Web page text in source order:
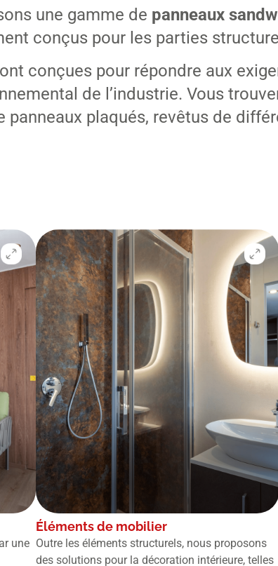
une gamme de panneaux
conçus pour les parties
conçues pour répondre aux
de l’industrie. Vous
panneaux plaqués, revêtus de
une
Éléments de mobilier
Outre les éléments structurels, nous proposons
des solutions pour la décoration intérieure, telles